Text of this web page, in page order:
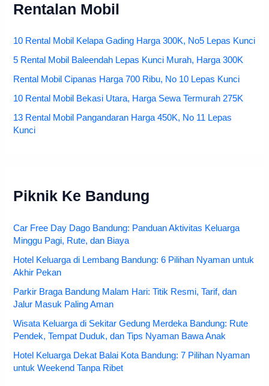
Rentalan Mobil
10 Rental Mobil Kelapa Gading Harga 300K, No5 Lepas Kunci
5 Rental Mobil Baleendah Lepas Kunci Murah, Harga 300K
Rental Mobil Cipanas Harga 700 Ribu, No 10 Lepas Kunci
10 Rental Mobil Bekasi Utara, Harga Sewa Termurah 275K
13 Rental Mobil Pangandaran Harga 450K, No 11 Lepas
Kunci
Piknik Ke Bandung
Car Free Day Dago Bandung: Panduan Aktivitas Keluarga
Minggu Pagi, Rute, dan Biaya
Hotel Keluarga di Lembang Bandung: 6 Pilihan Nyaman untuk
Akhir Pekan
Parkir Braga Bandung Malam Hari: Titik Resmi, Tarif, dan
Jalur Masuk Paling Aman
Wisata Keluarga di Sekitar Gedung Merdeka Bandung: Rute
Pendek, Tempat Duduk, dan Tips Nyaman Bawa Anak
Hotel Keluarga Dekat Balai Kota Bandung: 7 Pilihan Nyaman
untuk Weekend Tanpa Ribet